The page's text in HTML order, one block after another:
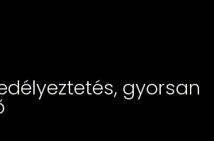
gyorsan